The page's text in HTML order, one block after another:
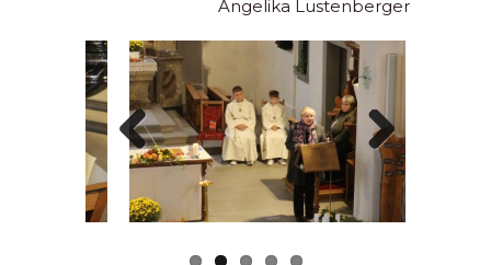
Angelika Lustenberger
Next